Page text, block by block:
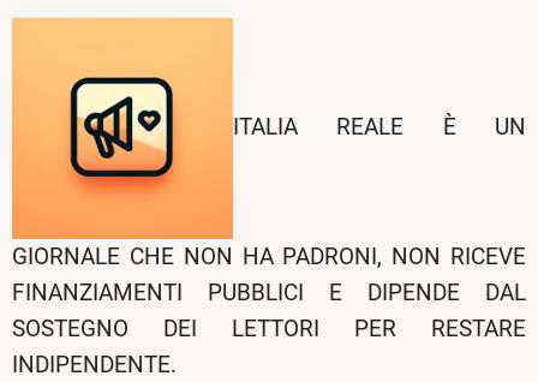
ITALIA REALE È UN
GIORNALE CHE NON HA PADRONI, NON RICEVE
FINANZIAMENTI PUBBLICI E DIPENDE DAL
SOSTEGNO DEI LETTORI PER RESTARE
INDIPENDENTE.